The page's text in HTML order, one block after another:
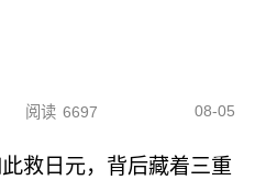
阅读 6697 08-05
救日元，背后藏着三重